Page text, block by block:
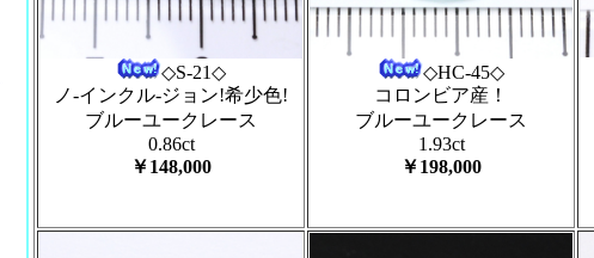
◇S-21◇
ノ-インクル-ジョン!希少色!
ブルーユークレース
0.86ct
￥148,000
◇HC-45◇
コロンビア産！
ブルーユークレース
1.93ct
￥198,000